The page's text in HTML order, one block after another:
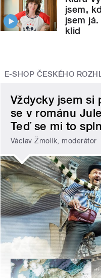
jsem,
jsem
klid
E-SHOP ČESKÉHO
Vždycky jsem si
se v románu
Teď se mi to
Václav Žmolík, moderátor